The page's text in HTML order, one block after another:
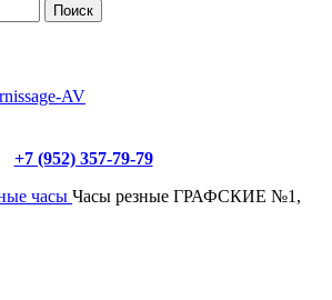
Поиск
+7 (952) 357-79-79
часы Часы резные ГРАФСКИЕ №1,